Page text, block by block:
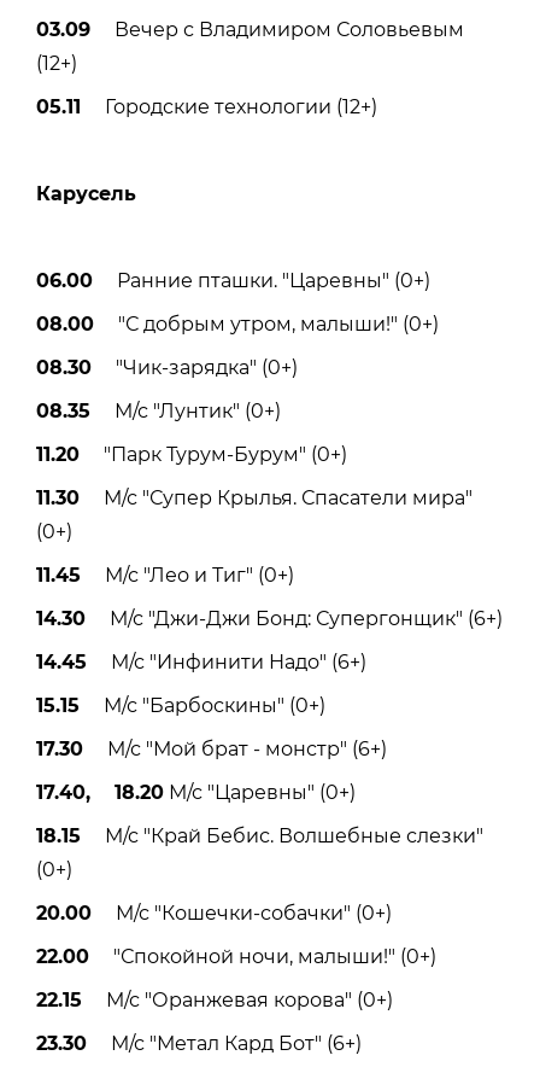
03.09 Вечер с Владимиром Соловьевым
(12+)
05.11
Городские технологии (12+)
Карусель
06.00 Ранние пташки. "Царевны" (0+)
08.00 "С добрым утром, малыши!" (0+)
08.30 "Чик-зарядка" (0+)
08.35 М/с "Лунтик" (0+)
11.20 "Парк Турум-Бурум" (0+)
11.30 М/с "Супер Крылья. Спасатели мира"
(0+)
11.45 М/с "Лео и Тиг" (0+)
14.30 М/с "Джи-Джи Бонд: Супергонщик" (6+)
14.45 М/с "Инфинити Надо" (6+)
15.15 М/с "Барбоскины" (0+)
17.30 М/с "Мой брат - монстр" (6+)
17.40, 18.20 М/с "Царевны" (0+)
18.15 М/с "Край Бебис. Волшебные слезки"
(0+)
20.00 М/с "Кошечки-собачки" (0+)
22.00 "Спокойной ночи, малыши!" (0+)
22.15 М/с "Оранжевая корова" (0+)
23.30 М/с "Метал Кард Бот" (6+)